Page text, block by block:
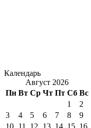
Календарь
Август 2026
Пн Вт Ср Чт Пт Сб Вс
1
2
3
4 5 6 7 8
9
10 11 12 13 14 15 16